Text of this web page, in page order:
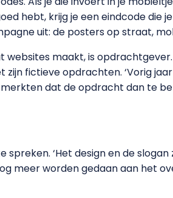
hebt, krijg je een eindcode die
uit: de posters op straat,
websites maakt, is
fictieve opdrachten. ‘Vorig
dat de opdracht dan te
‘Het design en de
meer worden gedaan aan het